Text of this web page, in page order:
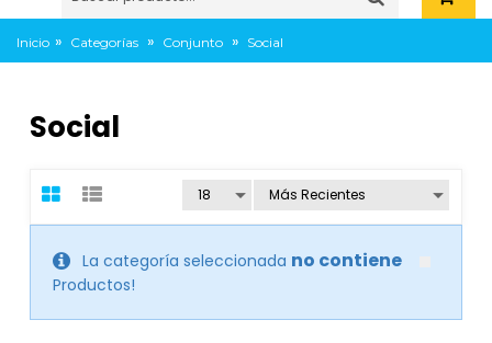
Inicio » Categorías » Conjunto » Social
Social
La categoría seleccionada no contiene
Productos!